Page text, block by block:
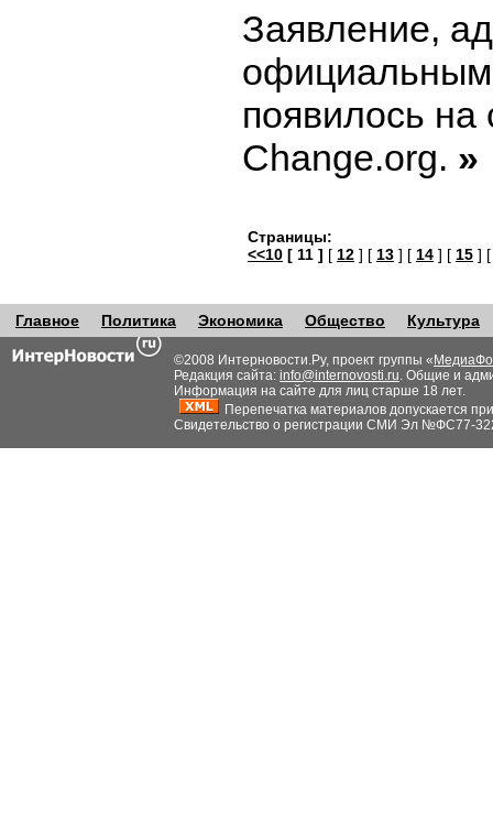
Заявление,
появилось на
Change.org. »
Страницы:
<<10 [ 11 ] [ 12 ] [ 13 ] [ 14 ] [ 15 ]
Главное Политика Экономика Общество Культура
©2008 Интерновости.Ру, проект группы «
Редакция сайта: info@internovosti.ru. Общие и
Информация на сайте для лиц старше 18 лет.
Перепечатка материалов допускается
Свидетельство о регистрации СМИ Эл №ФС77-